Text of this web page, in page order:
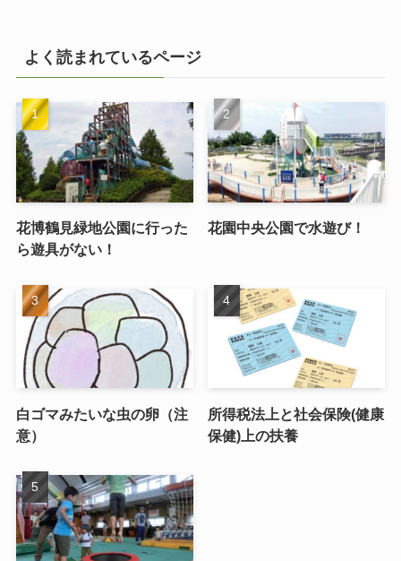
よく読まれているページ
花博鶴見緑地公園に行った
ら遊具がない！
花園中央公園で水遊び！
白ゴマみたいな虫の卵（注
意）
所得税法上と社会保険(健康
保健)上の扶養